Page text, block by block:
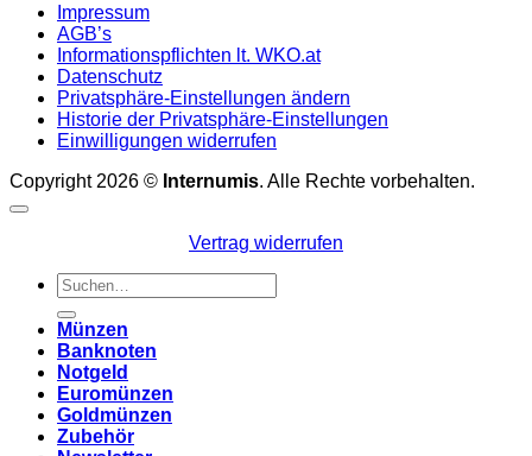
Impressum
AGB’s
Informationspflichten lt. WKO.at
Datenschutz
Privatsphäre-Einstellungen ändern
Historie der Privatsphäre-Einstellungen
Einwilligungen widerrufen
Copyright 2026 © Internumis. Alle Rechte vorbehalten.
Vertrag widerrufen
Suchen
nach:
Münzen
Banknoten
Notgeld
Euromünzen
Goldmünzen
Zubehör